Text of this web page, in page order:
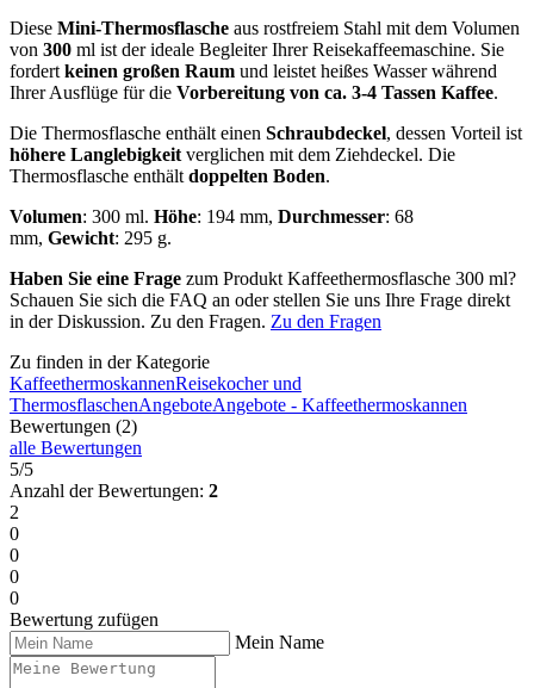
Diese Mini-Thermosflasche aus rostfreiem Stahl mit dem Volumen
von 300 ml ist der ideale Begleiter Ihrer Reisekaffeemaschine. Sie
fordert keinen großen Raum und leistet heißes Wasser während
Ihrer Ausflüge für die Vorbereitung von ca. 3-4 Tassen Kaffee.
Die Thermosflasche enthält einen Schraubdeckel, dessen Vorteil ist
höhere Langlebigkeit verglichen mit dem Ziehdeckel. Die
Thermosflasche enthält doppelten Boden.
Volumen: 300 ml. Höhe: 194 mm, Durchmesser: 68
mm, Gewicht: 295 g.
Haben Sie eine Frage zum Produkt Kaffeethermosflasche 300 ml?
Schauen Sie sich die FAQ an oder stellen Sie uns Ihre Frage direkt
in der Diskussion. Zu den Fragen. Zu den Fragen
Zu finden in der Kategorie
KaffeethermoskannenReisekocher und
ThermosflaschenAngeboteAngebote - Kaffeethermoskannen
Bewertungen (2)
alle Bewertungen
5/5
Anzahl der Bewertungen: 2
2
0
0
0
0
Bewertung zufügen
Mein Name